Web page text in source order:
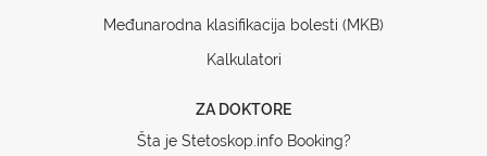
Međunarodna klasifikacija bolesti (MKB)
Kalkulatori
ZA DOKTORE
Šta je Stetoskop.info Booking?